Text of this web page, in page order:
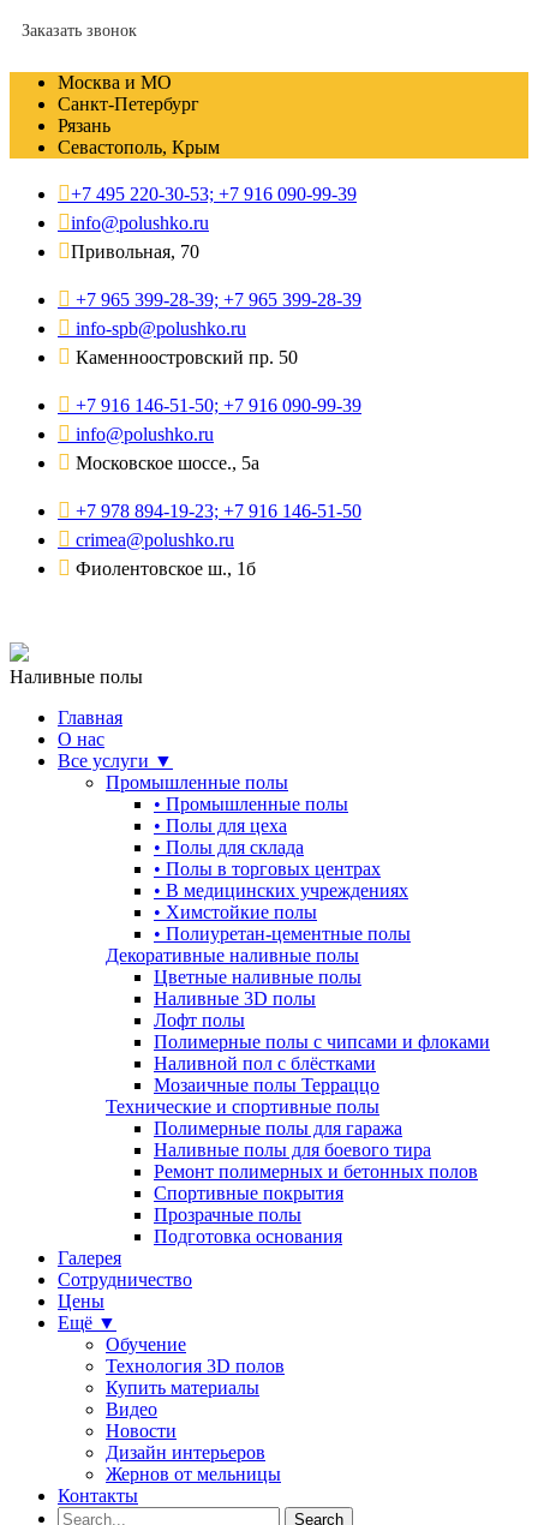
Заказать звонок
Москва и МО
Санкт-Петербург
Рязань
Севастополь, Крым
+7 495 220-30-53; +7 916 090-99-39
info@polushko.ru
Привольная, 70
+7 965 399-28-39; +7 965 399-28-39
info-spb@polushko.ru
Каменноостровский пр. 50
+7 916 146-51-50; +7 916 090-99-39
info@polushko.ru
Московское шоссе., 5а
+7 978 894-19-23; +7 916 146-51-50
crimea@polushko.ru
Фиолентовское ш., 1б
Наливные полы
Главная
О нас
Все услуги ▼
Промышленные полы
• Промышленные полы
• Полы для цеха
• Полы для склада
• Полы в торговых центрах
• В медицинских учреждениях
• Химстойкие полы
• Полиуретан-цементные полы
Декоративные наливные полы
Цветные наливные полы
Наливные 3D полы
Лофт полы
Полимерные полы с чипсами и флоками
Наливной пол с блёстками
Мозаичные полы Терраццо
Технические и спортивные полы
Полимерные полы для гаража
Наливные полы для боевого тира
Ремонт полимерных и бетонных полов
Спортивные покрытия
Прозрачные полы
Подготовка основания
Галерея
Сотрудничество
Цены
Ещё ▼
Обучение
Технология 3D полов
Купить материалы
Видео
Новости
Дизайн интерьеров
Жернов от мельницы
Контакты